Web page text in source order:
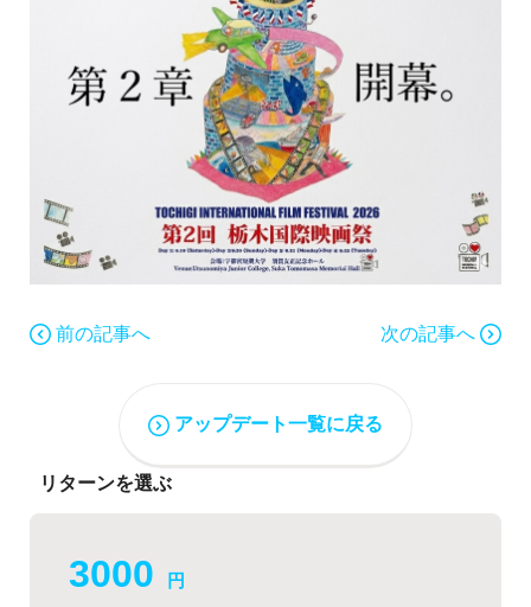
前の記事へ 次の記事へ
アップデート一覧に戻る
リターンを選ぶ
3000 円